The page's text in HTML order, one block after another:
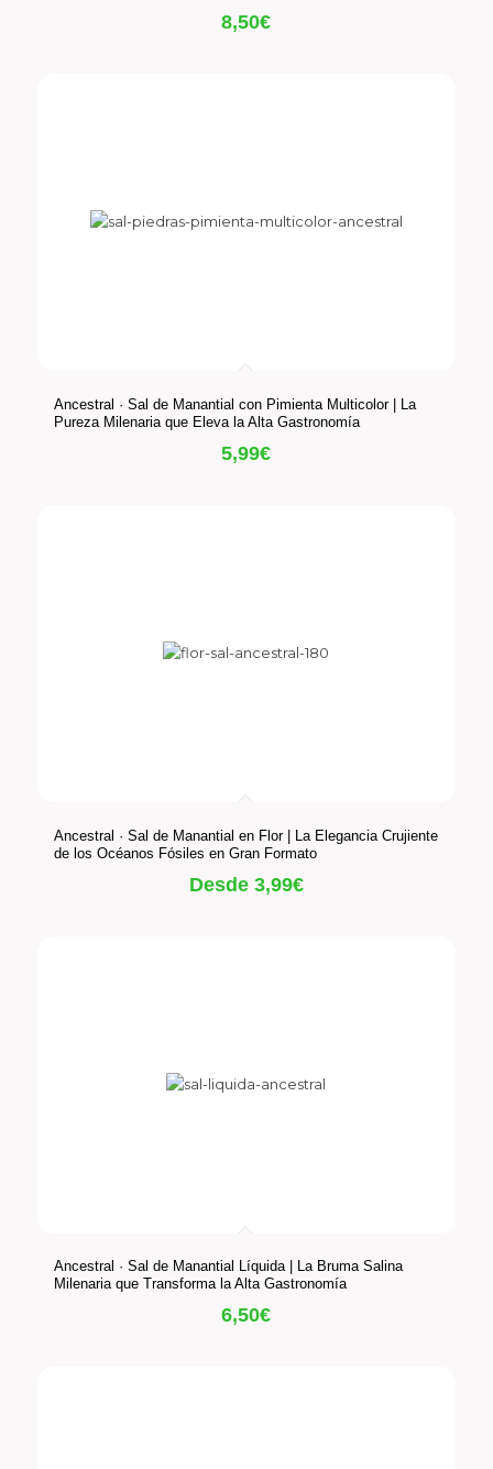
8,50€
Ancestral · Sal de Manantial con Pimienta Multicolor | La
Pureza Milenaria que Eleva la Alta Gastronomía
5,99€
Ancestral · Sal de Manantial en Flor | La Elegancia Crujiente
de los Océanos Fósiles en Gran Formato
Desde 3,99€
Ancestral · Sal de Manantial Líquida | La Bruma Salina
Milenaria que Transforma la Alta Gastronomía
6,50€